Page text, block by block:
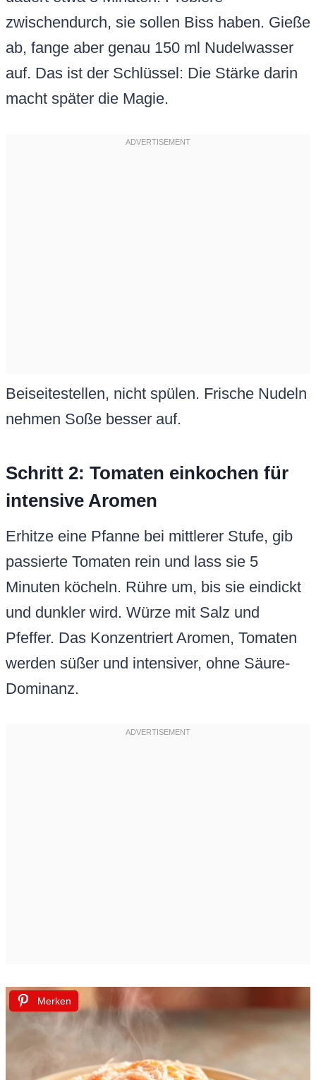
zwischendurch, sie sollen Biss haben. Gieße
ab, fange aber genau 150 ml Nudelwasser
auf. Das ist der Schlüssel: Die Stärke darin
macht später die Magie.
Beiseitestellen, nicht spülen. Frische Nudeln
nehmen Soße besser auf.
Schritt 2: Tomaten einkochen für
intensive Aromen
Erhitze eine Pfanne bei mittlerer Stufe, gib
passierte Tomaten rein und lass sie 5
Minuten köcheln. Rühre um, bis sie eindickt
und dunkler wird. Würze mit Salz und
Pfeffer. Das Konzentriert Aromen, Tomaten
werden süßer und intensiver, ohne Säure-
Dominanz.
Merken